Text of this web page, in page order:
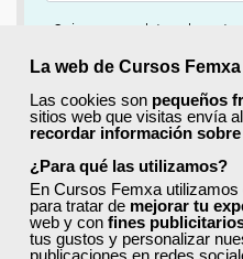
La web de Cursos
Las cookies son pequeños
sitios web que visitas envía al
recordar información
¿Para qué las utilizamos?
En Cursos Femxa
para tratar de mejorar tu
web y con fines
tus gustos y personalizar
publicaciones en redes
¿Quieres completar ahora tu
Si
No, completaré mi
Newsletter
Si, quiero recibir
exclusivas y recursos
Términos y condiciones
He leído y acepto la